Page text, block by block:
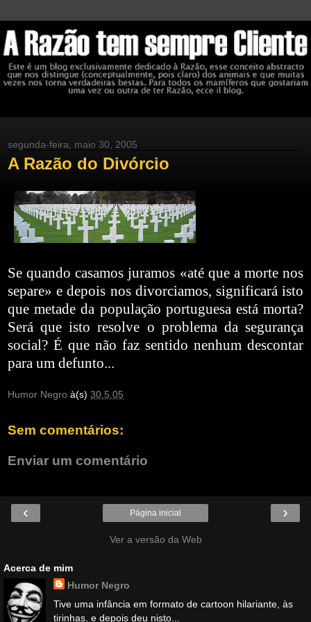
segunda-feira, maio 30, 2005
A Razão do Divórcio
Se quando casamos juramos «até que a morte nos
separe» e depois nos divorciamos, significará isto
que metade da população portuguesa está morta?
Será que isto resolve o problema da segurança
social? É que não faz sentido nenhum descontar
para um defunto...
Humor Negro à(s) 30.5.05
Sem comentários:
Enviar um comentário
‹ ›
Página inicial
Ver a versão da Web
Acerca de mim
Humor Negro
Tive uma infância em formato de cartoon hilariante, às
tirinhas, e depois deu nisto...